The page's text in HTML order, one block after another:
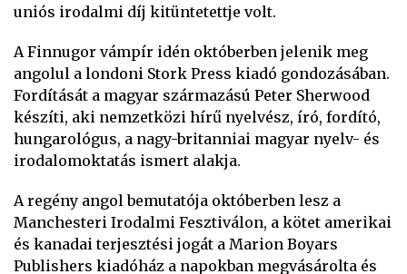
uniós irodalmi díj kitüntetettje volt.
A Finnugor vámpír idén októberben jelenik meg
angolul a londoni Stork Press kiadó gondozásában.
Fordítását a magyar származású Peter Sherwood
készíti, aki nemzetközi hírű nyelvész, író, fordító,
hungarológus, a nagy-britanniai magyar nyelv- és
irodalomoktatás ismert alakja.
A regény angol bemutatója októberben lesz a
Manchesteri Irodalmi Fesztiválon, a kötet amerikai
és kanadai terjesztési jogát a Marion Boyars
Publishers kiadóház a napokban megvásárolta és